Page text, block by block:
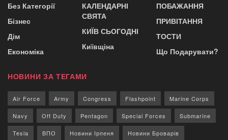
Без Категорії
Бізнес
Дім
Економіка
КАЛЕНДАРНІ
СВЯТА
КИЇВ СЬОГОДНІ
Київщіна
ПОБАЖАННЯ
ПРИВІТАННЯ
ТОСТИ
Що Подарувати?
НОВИНИ ЗА ТЕГАМИ
Air Force Army Congress Flashpoint Marine Corps
Navy Off Duty Pentagon Special Forces Submarine
Tesla ВПО Новини Ірпеня Новини Броварів